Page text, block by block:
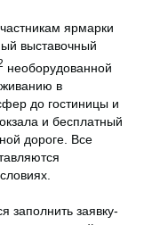
ярмарки
выставочный
необорудованной
в
до гостиницы и
и бесплатный
дороге. Все
заполнить заявку-